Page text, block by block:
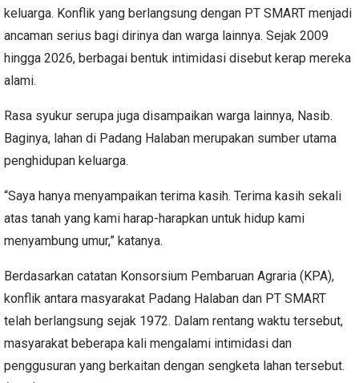
keluarga. Konflik yang berlangsung dengan PT SMART menjadi
ancaman serius bagi dirinya dan warga lainnya. Sejak 2009
hingga 2026, berbagai bentuk intimidasi disebut kerap mereka
alami.
Rasa syukur serupa juga disampaikan warga lainnya, Nasib.
Baginya, lahan di Padang Halaban merupakan sumber utama
penghidupan keluarga.
“Saya hanya menyampaikan terima kasih. Terima kasih sekali
atas tanah yang kami harap-harapkan untuk hidup kami
menyambung umur,” katanya.
Berdasarkan catatan Konsorsium Pembaruan Agraria (KPA),
konflik antara masyarakat Padang Halaban dan PT SMART
telah berlangsung sejak 1972. Dalam rentang waktu tersebut,
masyarakat beberapa kali mengalami intimidasi dan
penggusuran yang berkaitan dengan sengketa lahan tersebut.